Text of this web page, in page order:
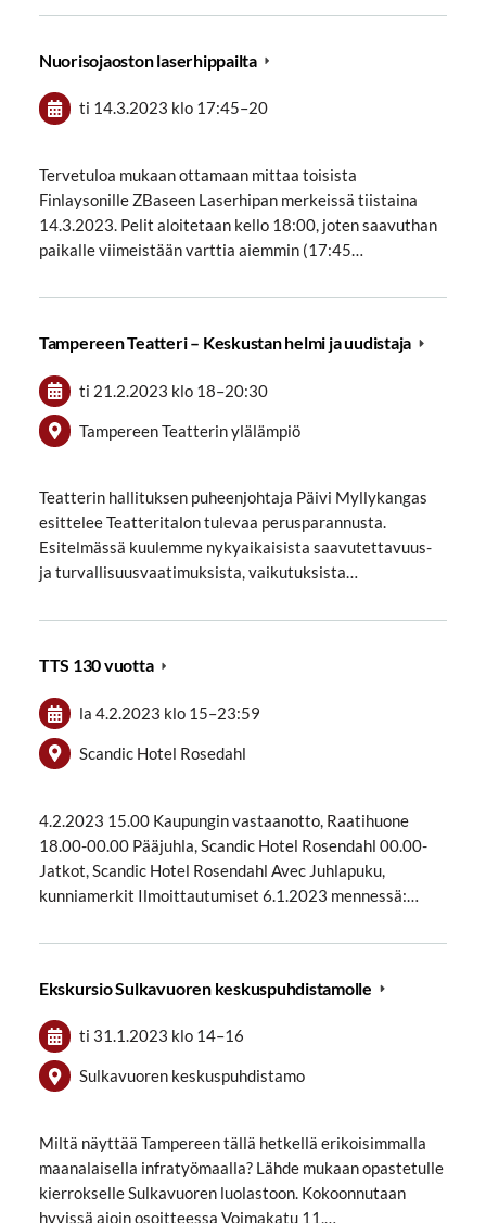
Nuorisojaoston laserhippailta
ti 14.3.2023 klo 17:45–20
Tervetuloa mukaan ottamaan mittaa toisista
Finlaysonille ZBaseen Laserhipan merkeissä tiistaina
14.3.2023. Pelit aloitetaan kello 18:00, joten saavuthan
paikalle viimeistään varttia aiemmin (17:45…
Tampereen Teatteri – Keskustan helmi ja uudistaja
ti 21.2.2023 klo 18–20:30
Tampereen Teatterin ylälämpiö
Teatterin hallituksen puheenjohtaja Päivi Myllykangas
esittelee Teatteritalon tulevaa perusparannusta.
Esitelmässä kuulemme nykyaikaisista saavutettavuus-
ja turvallisuusvaatimuksista, vaikutuksista…
TTS 130 vuotta
la 4.2.2023 klo 15–23:59
Scandic Hotel Rosedahl
4.2.2023 15.00 Kaupungin vastaanotto, Raatihuone
18.00-00.00 Pääjuhla, Scandic Hotel Rosendahl 00.00-
Jatkot, Scandic Hotel Rosendahl Avec Juhlapuku,
kunniamerkit Ilmoittautumiset 6.1.2023 mennessä:…
Ekskursio Sulkavuoren keskuspuhdistamolle
ti 31.1.2023 klo 14–16
Sulkavuoren keskuspuhdistamo
Miltä näyttää Tampereen tällä hetkellä erikoisimmalla
maanalaisella infratyömaalla? Lähde mukaan opastetulle
kierrokselle Sulkavuoren luolastoon. Kokoonnutaan
hyvissä ajoin osoitteessa Voimakatu 11,…